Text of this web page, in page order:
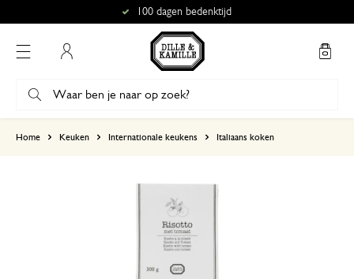
100 dagen bedenktijd
Home Keuken Internationale keukens Italiaans koken